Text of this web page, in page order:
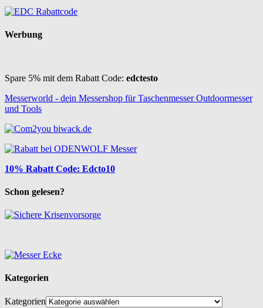
Werbung
Spare 5% mit dem Rabatt Code: edctesto
Messerworld - dein Messershop für Taschenmesser Outdoormesser
und Tools
10% Rabatt Code: Edcto10
Schon gelesen?
Kategorien
Kategorien